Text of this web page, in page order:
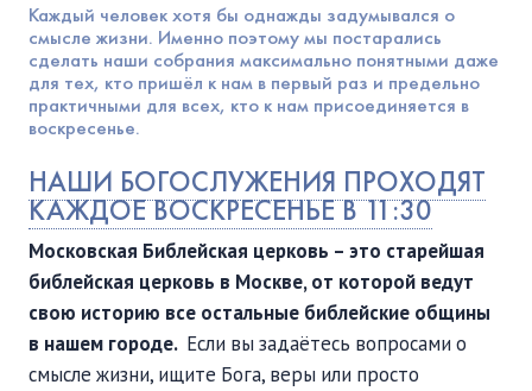
ПРИСОЕДИНИТЬСЯ
СЛУЖЕНИЯ
ПОСЛУШАТЬ
ЗАПИСИ БОГОСЛУЖЕНИЙ
ПОДДЕРЖАТЬ
ДЕНЬГИ
Каждый человек хотя бы однажды задумывался о
смысле жизни. Именно поэтому мы постарались
сделать наши собрания максимально понятными даже
для тех, кто пришёл к нам в первый раз и предельно
практичными для всех, кто к нам присоединяется в
воскресенье.
НАШИ БОГОСЛУЖЕНИЯ ПРОХОДЯТ
КАЖДОЕ ВОСКРЕСЕНЬЕ В 11:30
Московская Библейская церковь – это старейшая
библейская церковь в Москве, от которой ведут
свою историю все остальные библейские общины
в нашем городе. Если вы задаётесь вопросами о
смысле жизни, ищите Бога, веры или просто